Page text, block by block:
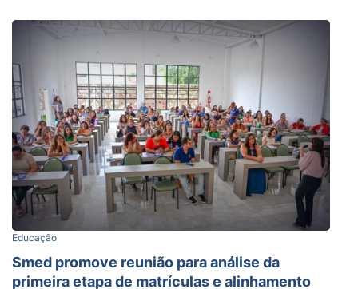
Educação
Smed promove reunião para análise da
primeira etapa de matrículas e alinhamento